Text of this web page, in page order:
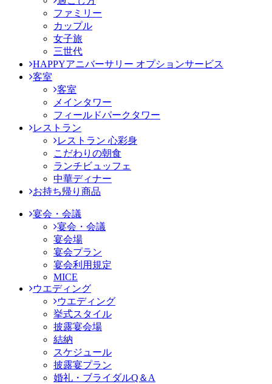
ファミリー
カップル
女子旅
三世代
HAPPYアニバーサリー オプションサービス
客室
客室
メインタワー
フィールドパークタワー
レストラン
レストラン 心彩身
こだわりの朝食
ランチビュッフェ
中華ディナー
お持ち帰り商品
宴会・会議
宴会・会議
宴会場
宴会プラン
宴会利用規定
MICE
ウエディング
ウエディング
挙式スタイル
披露宴会場
結納
スケジュール
披露宴プラン
婚礼・ブライダルQ＆A